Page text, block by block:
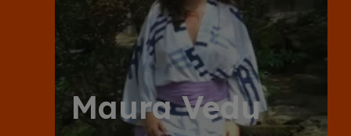
Maura Vedu